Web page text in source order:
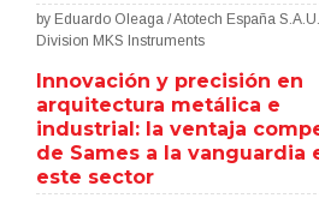
by Eduardo Oleaga / Atotech España
Division MKS Instruments
Innovación y precisión en
arquitectura metálica e
industrial: la ventaja
de Sames a la vanguardia
este sector